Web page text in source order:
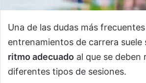
Una de las dudas más
entrenamientos de carrera suele
ritmo adecuado al que se deben
diferentes tipos de sesiones.